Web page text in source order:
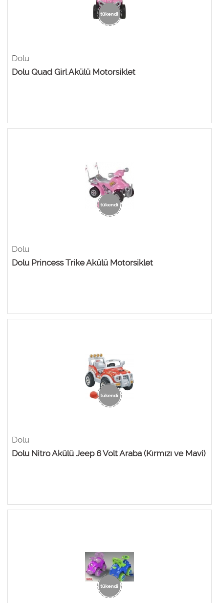
Dolu
Dolu Quad Girl Akülü Motorsiklet
Dolu
Dolu Princess Trike Akülü Motorsiklet
Dolu
Dolu Nitro Akülü Jeep 6 Volt Araba (Kırmızı ve Mavi)